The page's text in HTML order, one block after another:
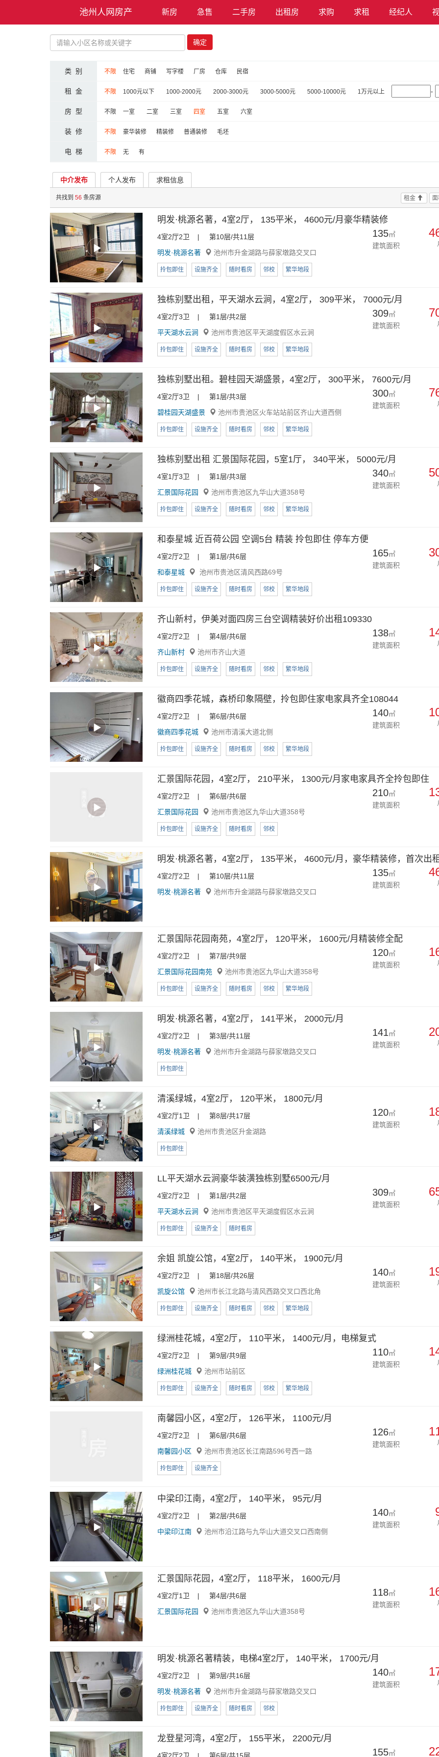
池州人网房产 新房 急售 二手房 出租房 求购 求租 经纪人
确定
类 别 不限 住宅 商铺 写字楼 厂房 仓库 民宿
租 金 不限 1000元以下 1000-2000元 2000-3000元 3000-5000元 5000-10000元 1万元以上 -
房 型 不限 一室 二室 三室 四室 五室 六室
装 修 不限 豪华装修 精装修 普通装修 毛坯
电 梯 不限 无 有
中介发布 个人发布 求租信息
共找到 56 条房源 租金
明发·桃源名著，4室2厅， 135平米， 4600元/月豪华精装修
4室2厅2卫 | 第10层/共11层
明发·桃源名著
池州市升金湖路与薛家墩路交叉口
拎包即住 设施齐全 随时看房 邻校 繁华地段
135㎡
建筑面积
独栋别墅出租，平天湖水云涧，4室2厅， 309平米， 7000元/月
4室2厅3卫 | 第1层/共2层
平天湖水云涧
池州市贵池区平天湖度假区水云涧
拎包即住 设施齐全 随时看房 邻校 繁华地段
309㎡
建筑面积
独栋别墅出租。碧桂园天湖盛景，4室2厅， 300平米， 7600元/月
4室2厅3卫 | 第1层/共3层
碧桂园天湖盛景
池州市贵池区火车站站前区齐山大道西侧
拎包即住 设施齐全 随时看房 邻校 繁华地段
300㎡
建筑面积
独栋别墅出租 汇景国际花园，5室1厅， 340平米， 5000元/月
4室1厅3卫 | 第1层/共3层
汇景国际花园
池州市贵池区九华山大道358号
拎包即住 设施齐全 随时看房 邻校 繁华地段
340㎡
建筑面积
和泰星城 近百荷公园 空调5台 精装 拎包即住 停车方便
4室2厅2卫 | 第1层/共6层
和泰星城
池州市贵池区清风西路69号
拎包即住 设施齐全 随时看房 邻校 繁华地段
165㎡
建筑面积
齐山新村，伊美对面四房三台空调精装好价出租109330
4室2厅2卫 | 第4层/共6层
齐山新村
池州市齐山大道
拎包即住 设施齐全 随时看房 邻校 繁华地段
138㎡
建筑面积
徽商四季花城，森桥印象隔壁，拎包即住家电家具齐全108044
4室2厅2卫 | 第6层/共6层
徽商四季花城
池州市清溪大道北侧
拎包即住 设施齐全 随时看房 邻校 繁华地段
140㎡
建筑面积
汇景国际花园，4室2厅， 210平米， 1300元/月家电家具齐全拎包即住
4室2厅2卫 | 第6层/共6层
汇景国际花园
池州市贵池区九华山大道358号
拎包即住 设施齐全 随时看房 邻校
210㎡
建筑面积
明发·桃源名著，4室2厅， 135平米， 4600元/月，豪华精装修，首次出
4室2厅2卫 | 第10层/共11层
明发·桃源名著
池州市升金湖路与薛家墩路交叉口
135㎡
建筑面积
汇景国际花园南苑，4室2厅， 120平米， 1600元/月精装修全配
4室2厅2卫 | 第7层/共9层
汇景国际花园南苑
池州市贵池区九华山大道358号
拎包即住 设施齐全 随时看房 邻校 繁华地段
120㎡
建筑面积
明发·桃源名著，4室2厅， 141平米， 2000元/月
4室2厅2卫 | 第3层/共11层
明发·桃源名著
池州市升金湖路与薛家墩路交叉口
拎包即住
141㎡
建筑面积
清溪绿城，4室2厅， 120平米， 1800元/月
4室2厅1卫 | 第8层/共17层
清溪绿城
池州市贵池区升金湖路
拎包即住
120㎡
建筑面积
LL平天湖水云涧豪华装潢独栋别墅6500元/月
4室2厅2卫 | 第1层/共2层
平天湖水云涧
池州市贵池区平天湖度假区水云涧
拎包即住 设施齐全 随时看房
309㎡
建筑面积
余姐 凯旋公馆，4室2厅， 140平米， 1900元/月
4室2厅2卫 | 第18层/共26层
凯旋公馆
池州市长江北路与清风西路交叉口西北角
拎包即住 设施齐全 随时看房 邻校 繁华地段
140㎡
建筑面积
绿洲桂花城，4室2厅， 110平米， 1400元/月，电梯复式
4室2厅2卫 | 第9层/共9层
绿洲桂花城
池州市站前区
拎包即住 设施齐全 随时看房 邻校 繁华地段
110㎡
建筑面积
南馨园小区，4室2厅， 126平米， 1100元/月
4室2厅2卫 | 第6层/共6层
南馨园小区
池州市贵池区长江南路596号西一路
拎包即住 设施齐全
126㎡
建筑面积
中梁印江南，4室2厅， 140平米， 95元/月
4室2厅2卫 | 第2层/共6层
中梁印江南
池州市沿江路与九华山大道交叉口西南侧
140㎡
建筑面积
汇景国际花园，4室2厅， 118平米， 1600元/月
4室2厅1卫 | 第4层/共6层
汇景国际花园
池州市贵池区九华山大道358号
118㎡
建筑面积
明发·桃源名著精装，电梯4室2厅， 140平米， 1700元/月
4室2厅2卫 | 第9层/共16层
明发·桃源名著
池州市升金湖路与薛家墩路交叉口
拎包即住 设施齐全 随时看房 邻校
140㎡
建筑面积
龙登星河湾，4室2厅， 155平米， 2200元/月
4室2厅2卫 | 第6层/共15层 155㎡